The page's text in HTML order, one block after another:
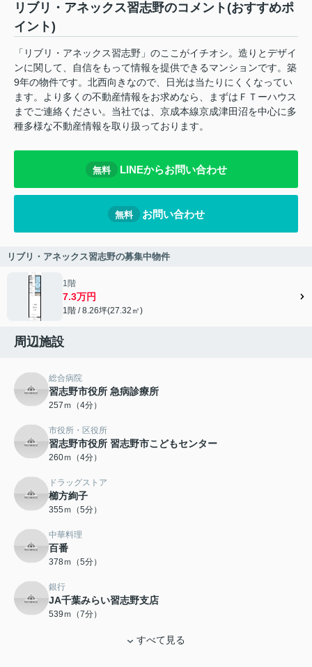
リブリ・アネックス習志野のコメント(おすすめポ
イント)
「リブリ・アネックス習志野」のここがイチオシ。造りとデザイ
ンに関して、自信をもって情報を提供できるマンションです。築
9年の物件です。北西向きなので、日光は当たりにくくなってい
ます。より多くの不動産情報をお求めなら、まずはＦＴーハウス
までご連絡ください。当社では、京成本線京成津田沼を中心に多
種多様な不動産情報を取り扱っております。
無料 LINEからお問い合わせ
無料 お問い合わせ
リブリ・アネックス習志野の募集中物件
1階
7.3万円
1階 / 8.26坪(27.32㎡)
周辺施設
総合病院
習志野市役所 急病診療所
257ｍ（4分）
市役所・区役所
習志野市役所 習志野市こどもセンター
260ｍ（4分）
ドラッグストア
櫛方絢子
355ｍ（5分）
中華料理
百番
378ｍ（5分）
銀行
JA千葉みらい習志野支店
539ｍ（7分）
すべて見る